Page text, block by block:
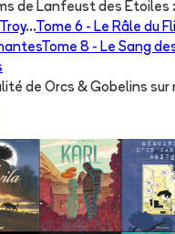
de Lanfeust des Étoiles :
...Tome 6 - Le Râle du
Tome 8 - Le Sang
de Orcs & Gobelins sur